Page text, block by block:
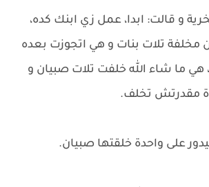
و قالت: ابدا، عمل زي ابنك كده،
مخلفة تلات بنات و هي اتجوزت بعده
هي ما شاء الله خلفت تلات صبيان و
مقدرتش تخلف.
على واحدة خلقتها صبيان.